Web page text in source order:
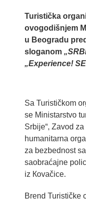
Turistička
ovogodišnjem
u Beogradu
sloganom
„Experience!
Sa Turističkom
se Ministarstvo
Srbije“, Zavod
humanitarna
za bezbednost
saobraćajne
iz Кovačice.
Brend Turističke